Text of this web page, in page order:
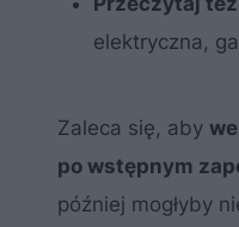
elektryczna,
Zaleca się, aby
po wstępnym
później mogłyby